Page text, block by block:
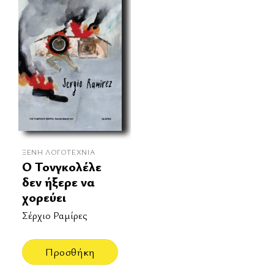
ΞΈΝΗ ΛΟΓΟΤΕΧΝΊΑ
Ο Τονγκολέλε
δεν ήξερε να
χορεύει
Σέρχιο Ραμίρες
Προσθήκη